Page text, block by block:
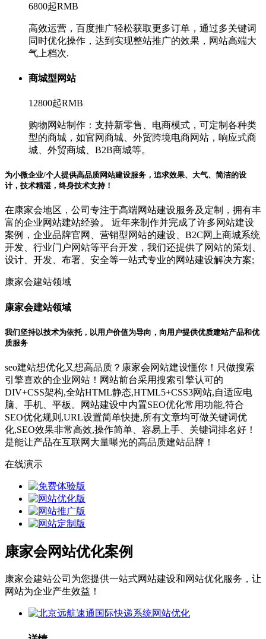
6800起RMB
高效运营，百度推广轻松获取更多订单，通过多关键词
同时优化操作，达到实现整站推广的效果，网站高端大
气上档次.
商城型网站
12800起RMB
购物网站制作：支持新零售、电商模式，可定制各种类
型的商城，如官网商城、外贸跨境电商网站，响应式商
城、外贸商城、B2B商城等。
为小微企业/个人提供高品质网站建设服务，追求效果、大气、简洁的设
计，技术精湛，终身技术支持！
在康家会地区，公司专注于高端网站建设服务及定制，拥有丰
富的企业网站建站经验。 近年来制作并完成了许多网站建设
案例，企业品牌官网、营销型网站的建设、B2C网上商城系统
开发、行业门户网站等平台开发，我们还提供了网站的策划、
设计、开发、布署、安全等一站式专业的网站建设解决方案;
康家会建站领域
康家会建站领域
我们坚持以技术为依托，以用户价值为导向，向用户提供优质建站产品和优
质服务
seo建站想优化又想高品质？康家会网站建设懂你！只做搜索
引擎喜欢的企业网站！网站前台采用搜索引擎认可的
DIV+CSS架构,全站HTML静态,HTML5+CSS3网站,自适应电
脑、手机、平板。网站建设中内置SEO优化常用功能,符合
SEO优化规则,URL设置简单快捷,所有文章均可做关键词优
化,SEO效果非常高效,操作简单、容易上手、关键词排名好！
是能让产品在互联网大量曝光的高品质建站品牌！
在线演示
康家会网站优化案例
康家会建站公司为您提供一站式网站建设和网站优化服务，让
网站为企业产生效益！